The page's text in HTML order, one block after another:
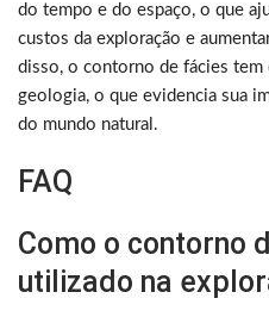
do tempo e do espaço, o que
custos da exploração e
disso, o contorno de fácies tem
geologia, o que evidencia sua
do mundo natural.
FAQ
Como o contorno
utilizado na